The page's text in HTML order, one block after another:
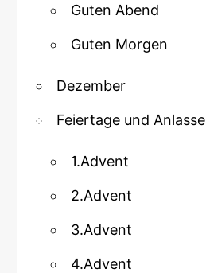
Guten Abend
Guten Morgen
Dezember
Feiertage und Anlasse
1.Advent
2.Advent
3.Advent
4.Advent